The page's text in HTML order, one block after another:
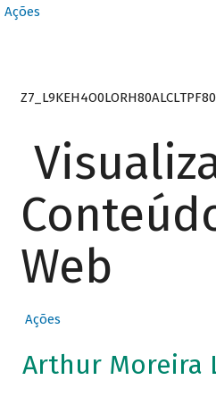
Ações
Web
Ações
Arthur Moreira